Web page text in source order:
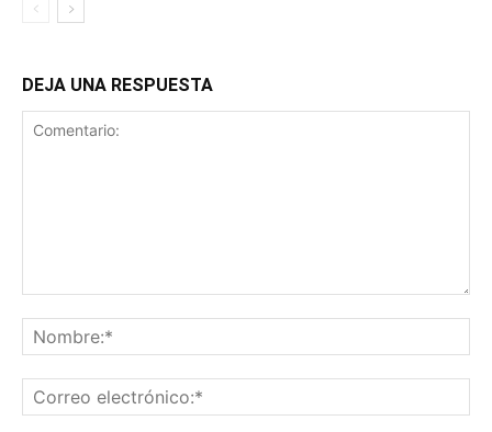
DEJA UNA RESPUESTA